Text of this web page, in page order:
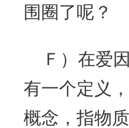
围圈了呢？
Ｆ）在爱
有一个定义
概念，指物